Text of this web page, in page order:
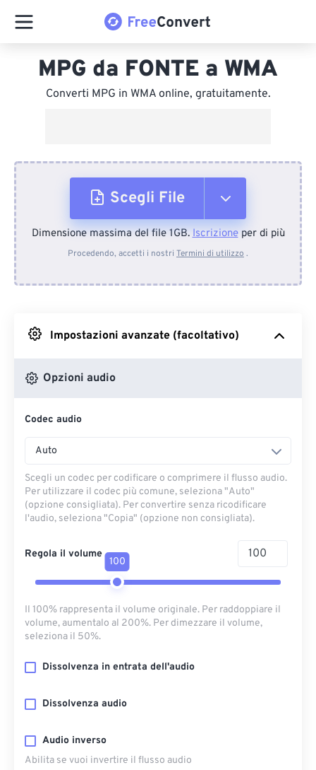
MPG da FONTE a WMA
Converti MPG in WMA online, gratuitamente.
Scegli File
Dal dispositivo
Da Google Drive
Dimensione massima del file 1GB.Iscrizioneper di più
Procedendo, accetti i nostri Termini di utilizzo .
Impostazioni avanzate (facoltativo)
Opzioni audio
Codec audio
Auto
Scegli un codec per codificare o comprimere il flusso audio.
Per utilizzare il codec più comune, seleziona "Auto"
(opzione consigliata). Per convertire senza ricodificare
l'audio, seleziona "Copia" (opzione non consigliata).
Regola il volume
100
Il 100% rappresenta il volume originale. Per raddoppiare il
volume, aumentalo al 200%. Per dimezzare il volume,
seleziona il 50%.
Dissolvenza in entrata dell'audio
Dissolvenza audio
Audio inverso
Abilita se vuoi invertire il flusso audio